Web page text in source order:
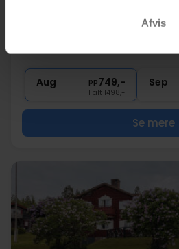
Afvis
∞ Gratis internet
∞ Central beliggenhed
Aug pp749,-
I alt 1498,-
Sep
Se mere